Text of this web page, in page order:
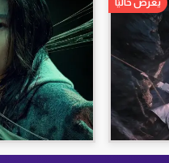
يعرض حاليًا